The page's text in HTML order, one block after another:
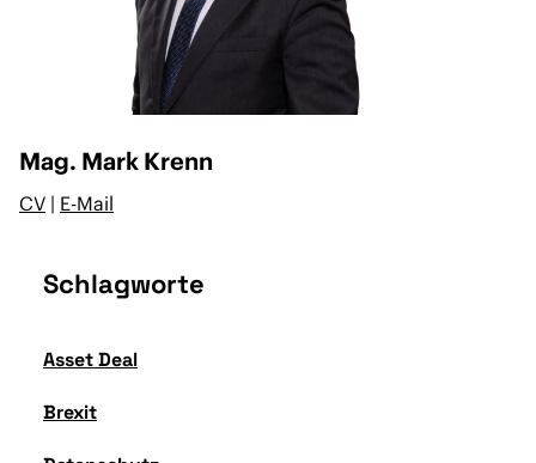
Mag. Mark Krenn
CV | E-Mail
Schlagworte
Asset Deal
Brexit